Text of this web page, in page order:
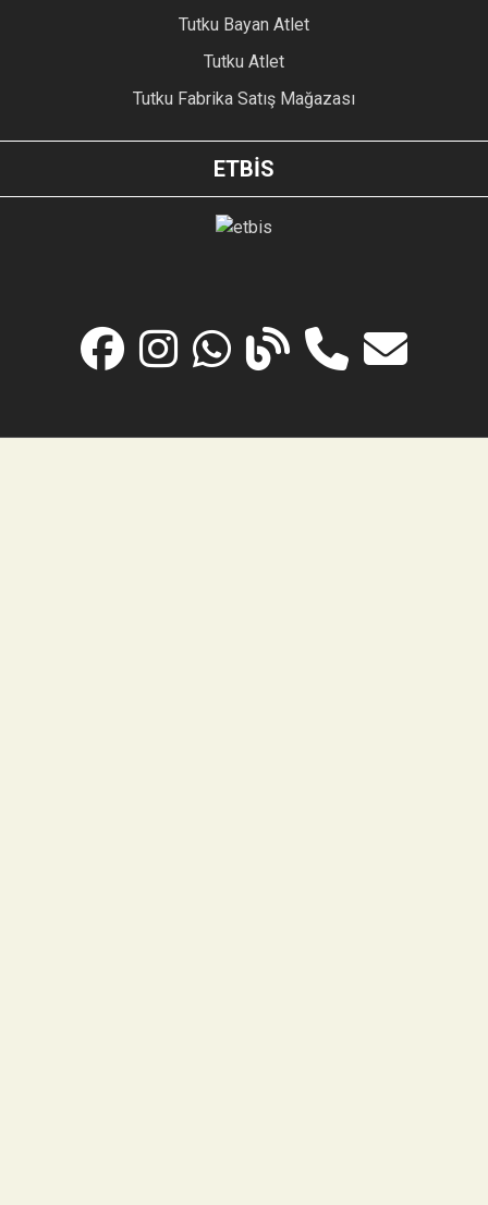
Tutku Bayan Atlet
Tutku Atlet
Tutku Fabrika Satış Mağazası
ETBİS